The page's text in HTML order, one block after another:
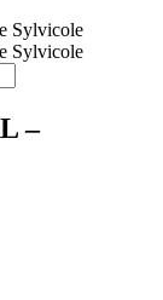
Sylvicole
Sylvicole
–